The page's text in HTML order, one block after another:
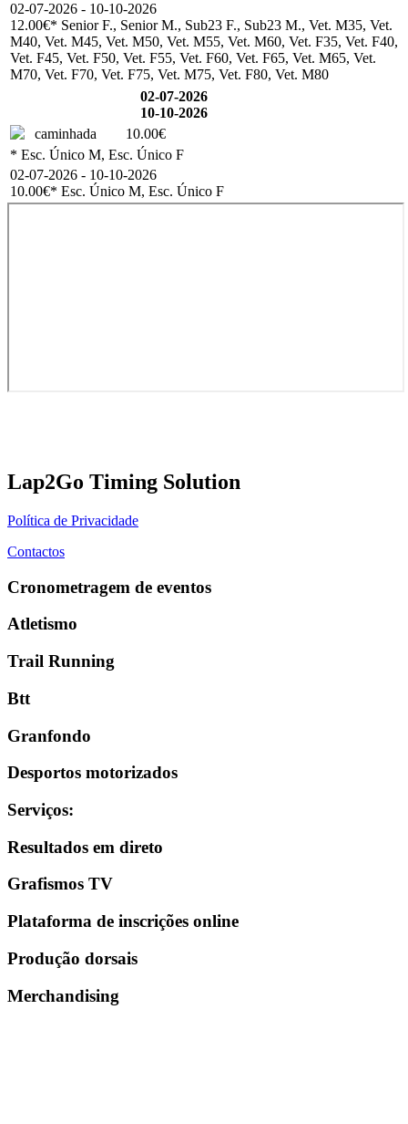
02-07-2026 - 10-10-2026
12.00€* Senior F., Senior M., Sub23 F., Sub23 M., Vet. M35, Vet.
M40, Vet. M45, Vet. M50, Vet. M55, Vet. M60, Vet. F35, Vet. F40,
Vet. F45, Vet. F50, Vet. F55, Vet. F60, Vet. F65, Vet. M65, Vet.
M70, Vet. F70, Vet. F75, Vet. M75, Vet. F80, Vet. M80
02-07-2026
10-10-2026
caminhada
10.00€
* Esc. Único M, Esc. Único F
02-07-2026 - 10-10-2026
10.00€* Esc. Único M, Esc. Único F
Lap2Go Timing Solution
Política de Privacidade
Contactos
Cronometragem de eventos
Atletismo
Trail Running
Btt
Granfondo
Desportos motorizados
Serviços:
Resultados em direto
Grafismos TV
Plataforma de inscrições online
Produção dorsais
Merchandising